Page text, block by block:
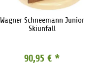
Wagner Schneemann Junior
Skiunfall
90,95 € *